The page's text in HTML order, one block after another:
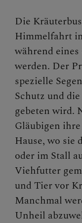
Die
Himmelfahrt
während
werden. Der
spezielle
Schutz und
gebeten wird.
Gläubigen
Hause, wo sie
oder im Stall
Viehfutter
und Tier vor
Manchmal
Unheil